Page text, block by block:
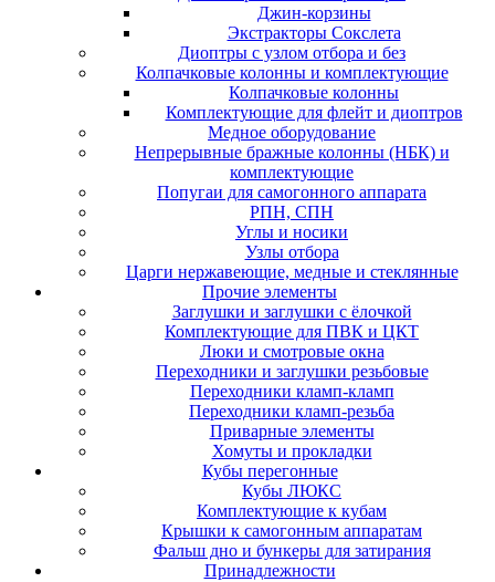
Джин-корзины
Экстракторы Сокслета
Диоптры с узлом отбора и без
Колпачковые колонны и комплектующие
Колпачковые колонны
Комплектующие для флейт и диоптров
Медное оборудование
Непрерывные бражные колонны (НБК) и
комплектующие
Попугаи для самогонного аппарата
РПН, СПН
Углы и носики
Узлы отбора
Царги нержавеющие, медные и стеклянные
Прочие элементы
Заглушки и заглушки с ёлочкой
Комплектующие для ПВК и ЦКТ
Люки и смотровые окна
Переходники и заглушки резьбовые
Переходники кламп-кламп
Переходники кламп-резьба
Приварные элементы
Хомуты и прокладки
Кубы перегонные
Кубы ЛЮКС
Комплектующие к кубам
Крышки к самогонным аппаратам
Фальш дно и бункеры для затирания
Принадлежности